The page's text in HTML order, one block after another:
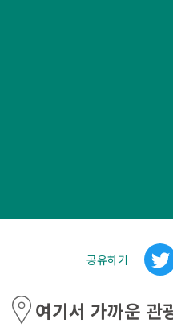
공유하기
여기서 가까운 관